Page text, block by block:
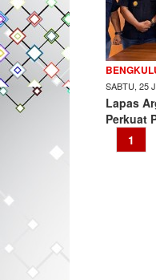
SABTU, 25
Lapas
Perkuat
page
1